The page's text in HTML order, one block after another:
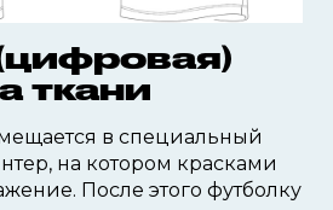
ткани
в специальный
на котором красками
После этого футболку